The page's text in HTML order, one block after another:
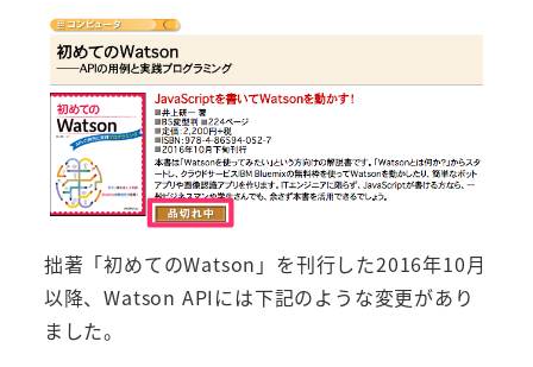
拙著「初めてのWatson」を刊行した2016年10月
以降、Watson APIには下記のような変更があり
ました。